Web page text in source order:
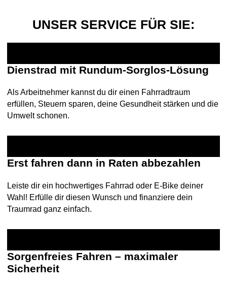
UNSER SERVICE FÜR SIE:
Dienstrad mit Rundum-Sorglos-Lösung
Als Arbeitnehmer kannst du dir einen Fahrradtraum
erfüllen, Steuern sparen, deine Gesundheit stärken und die
Umwelt schonen.
Erst fahren dann in Raten abbezahlen
Leiste dir ein hochwertiges Fahrrad oder E-Bike deiner
Wahl! Erfülle dir diesen Wunsch und finanziere dein
Traumrad ganz einfach.
Sorgenfreies Fahren – maximaler
Sicherheit